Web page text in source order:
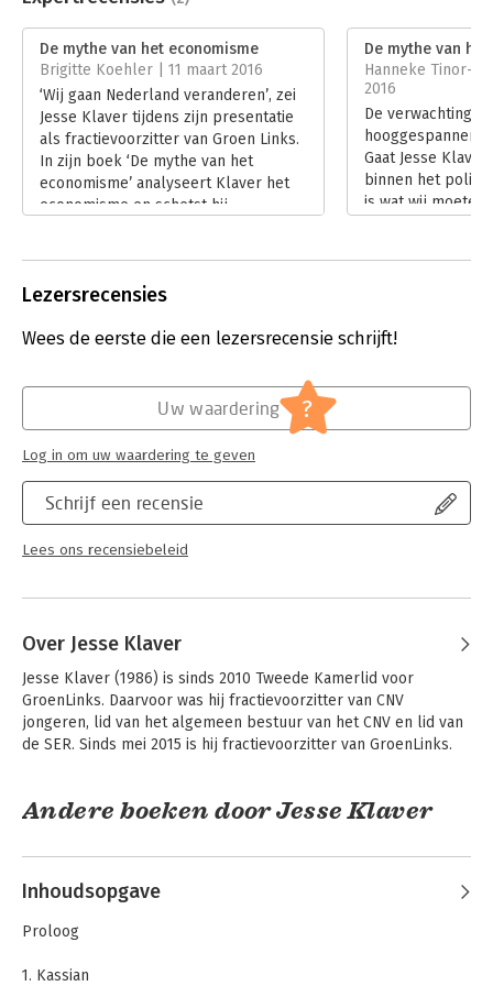
Uitgever:
De Bezige Bij
Verschijningsdatum:
11-9-2015
Hoofdrubriek: Literatuur en romans
De mythe van het economisme
Brigitte Koehler | 11 maart 2016
‘Wij gaan Nederland veranderen’, zei
Jesse Klaver tijdens zijn presentatie
als fractievoorzitter van Groen Links.
In zijn boek ‘De mythe van het
economisme’ analyseert Klaver het
economisme en schetst hij
De mythe van
Hanneke Tinor-
2016
De
hooggespannen,
Gaat Jesse
binnen het
is wat wij moeten
Lees verder
Lezersrecensies
Wees de eerste die een lezersrecensie schrijft!
Schrijf een recensie
Lees ons recensiebeleid
Uw waardering ?
Log in om uw waardering te geven
Over Jesse Klaver
Jesse Klaver (1986) is sinds 2010 Tweede Kamerlid voor
GroenLinks. Daarvoor was hij fractievoorzitter van CNV
jongeren, lid van het algemeen bestuur van het CNV en lid van
de SER. Sinds mei 2015 is hij fractievoorzitter van GroenLinks.
Andere boeken door Jesse Klaver
Inhoudsopgave
Proloog
1. Kassian